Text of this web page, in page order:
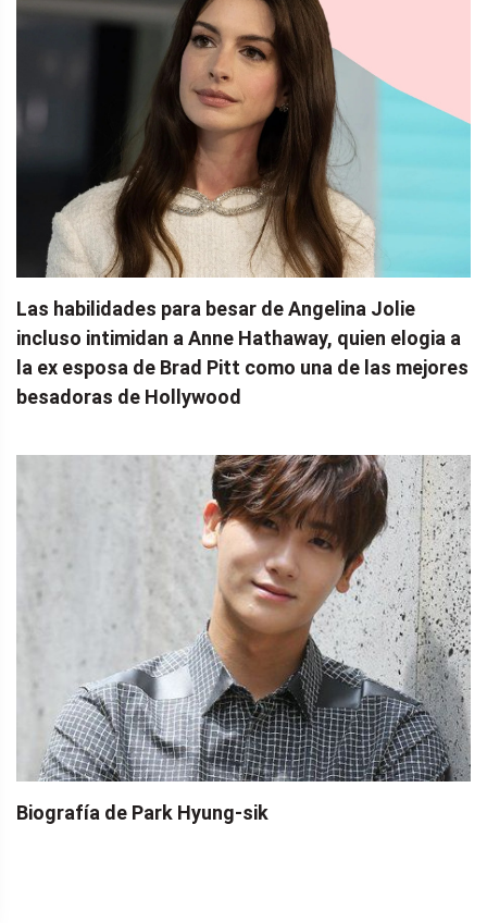
Las habilidades para besar de Angelina Jolie
incluso intimidan a Anne Hathaway, quien elogia a
la ex esposa de Brad Pitt como una de las mejores
besadoras de Hollywood
Biografía de Park Hyung-sik